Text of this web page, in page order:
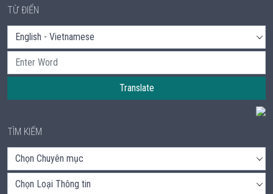
TỪ ĐIỂN
Translate
TÌM KIẾM